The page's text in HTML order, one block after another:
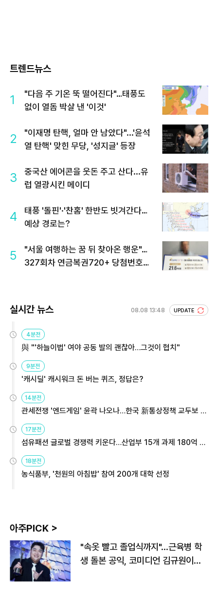
트렌드뉴스
1
"다음 주 기온 뚝 떨어진다"…태풍도
없이 열돔 박살 낸 '이것'
2
"이재명 탄핵, 얼마 안 남았다"...'윤석
열 탄핵' 맞힌 무당, '성지글' 등장
3
중국산 에어콘을 웃돈 주고 산다...유
럽 열광시킨 메이디
4
태풍 '돌핀'·'찬홈' 한반도 빗겨간다…
예상 경로는?
5
"서울 여행하는 꿈 뒤 찾아온 행운"…
327회차 연금복권720+ 당첨번호조
실시간 뉴스 08.08 13:48 UPDATE
4분전
與 "'하늘이법' 여야 공동 발의 괜찮아…그것이 협치"
9분전
'캐시딜' 캐시워크 돈 버는 퀴즈, 정답은?
14분전
관세전쟁 '엔드게임' 윤곽 나오나…한국 新통상정책 교두보 활
17분전
섬유패션 글로벌 경쟁력 키운다…산업부 15개 과제 180억 지
18분전
농식품부, '천원의 아침밥' 참여 200개 대학 선정
아주PICK >
"속옷 빨고 졸업식까지"…근육병 학
생 돌본 공익, 코미디언 김규원이었